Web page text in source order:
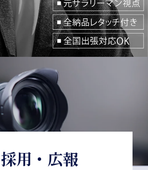
採用・広報